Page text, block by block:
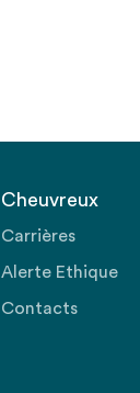
Cheuvreux
Carrières
Alerte Ethique
Contacts